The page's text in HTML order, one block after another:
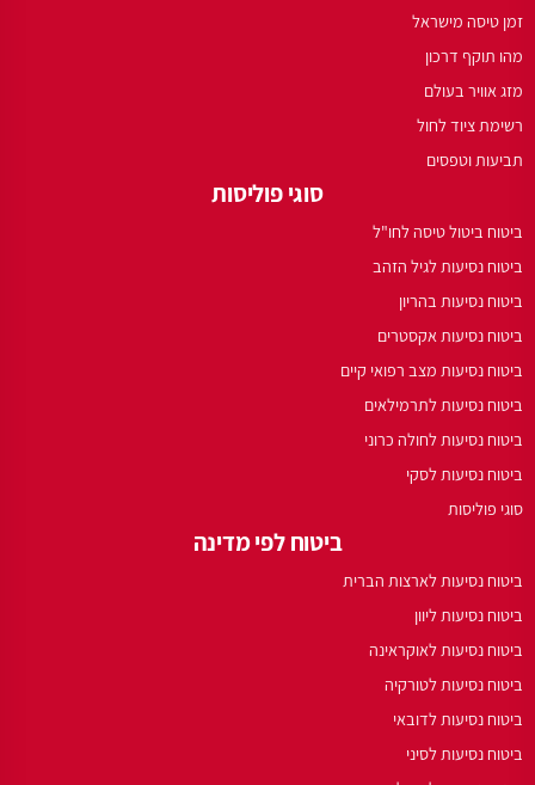
זמן טיסה מישראל
מהו תוקף דרכון
מזג אוויר בעולם
רשימת ציוד לחול
תביעות וטפסים
סוגי פוליסות
ביטוח ביטול טיסה לחו"ל
ביטוח נסיעות לגיל הזהב
ביטוח נסיעות בהריון
ביטוח נסיעות אקסטרים
ביטוח נסיעות מצב רפואי קיים
ביטוח נסיעות לתרמילאים
ביטוח נסיעות לחולה כרוני
ביטוח נסיעות לסקי
סוגי פוליסות
ביטוח לפי מדינה
ביטוח נסיעות לארצות הברית
ביטוח נסיעות ליוון
ביטוח נסיעות לאוקראינה
ביטוח נסיעות לטורקיה
ביטוח נסיעות לדובאי
ביטוח נסיעות לסיני